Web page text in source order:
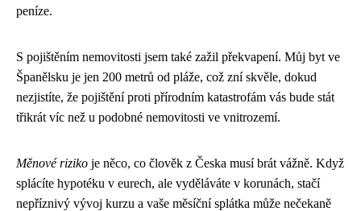
peníze.
S pojištěním nemovitosti jsem také zažil překvapení. Můj byt ve
Španělsku je jen 200 metrů od pláže, což zní skvěle, dokud
nezjistíte, že pojištění proti přírodním katastrofám vás bude stát
třikrát víc než u podobné nemovitosti ve vnitrozemí.
Měnové riziko je něco, co člověk z Česka musí brát vážně. Když
splácíte hypotéku v eurech, ale vyděláváte v korunách, stačí
nepříznivý vývoj kurzu a vaše měsíční splátka může nečekaně